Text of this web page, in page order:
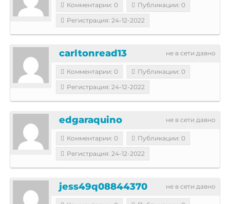
Комментарии: 0
Публикации: 0
Регистрация: 24-12-2022
не в сети давно
carltonread13
Комментарии: 0
Публикации: 0
Регистрация: 24-12-2022
не в сети давно
edgaraquino
Комментарии: 0
Публикации: 0
Регистрация: 24-12-2022
не в сети давно
jess49q08844370